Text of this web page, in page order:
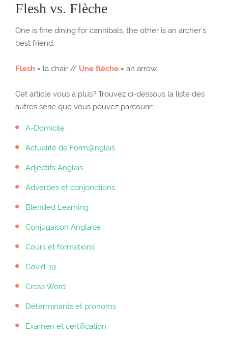
Flesh vs. Flèche
One is fine dining for cannibals, the other is an archer’s
best friend.
Flesh = la chair // Une flèche = an arrow
Cet article vous a plus? Trouvez ci-dessous la liste des
autres série que vous pouvez parcourir:
A-Domicile
Actualité de Form@nglais
Adjectifs Anglais
Adverbes et conjonctions
Blended Learning
Conjugaison Anglaise
Cours et formations
Covid-19
Cross Word
Déterminants et pronoms
Examen et certification